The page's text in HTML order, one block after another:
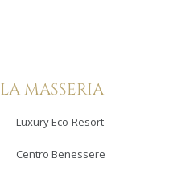
LA MASSERIA
Luxury Eco-Resort
Centro Benessere